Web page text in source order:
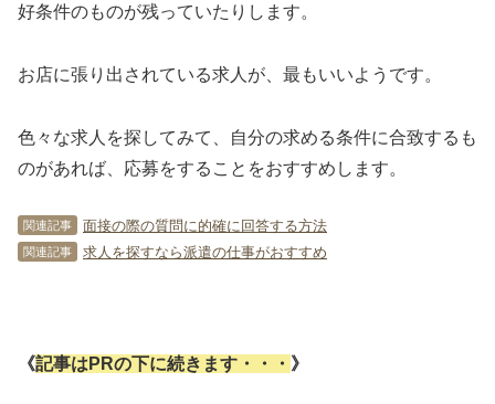
好条件のものが残っていたりします。
お店に張り出されている求人が、最もいいようです。
色々な求人を探してみて、自分の求める条件に合致するも
のがあれば、応募をすることをおすすめします。
関連記事 面接の際の質問に的確に回答する方法
関連記事 求人を探すなら派遣の仕事がおすすめ
《記事はPRの下に続きます・・・ 》